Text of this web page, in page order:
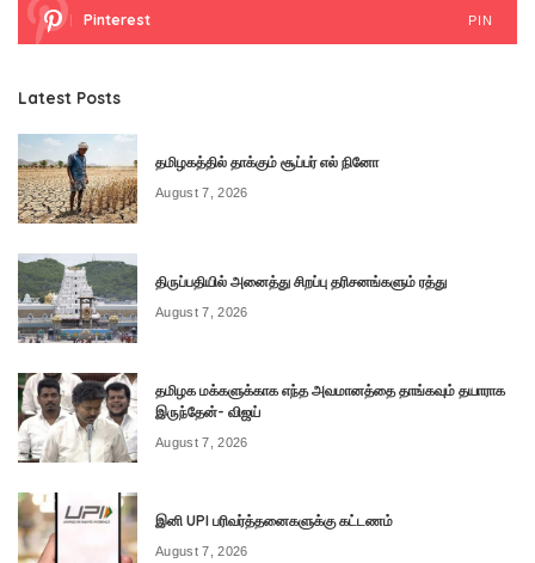
Pinterest PIN
Latest Posts
தமிழகத்தில் தாக்கும் சூப்பர் எல் நினோ
August 7, 2026
திருப்பதியில் அனைத்து சிறப்பு தரிசனங்களும் ரத்து
August 7, 2026
தமிழக மக்களுக்காக எந்த அவமானத்தை தாங்கவும் தயாராக
இருந்தேன்- விஜய்
August 7, 2026
இனி UPI பரிவர்த்தனைகளுக்கு கட்டணம்
August 7, 2026